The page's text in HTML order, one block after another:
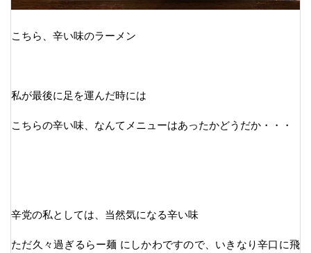
こちら、辛い味のラーメン
私が最後に足を運んだ時には
こちらの辛い味、なんてメニューはあったかどうだか・・・
辛党の私としては、当然気になる辛い味
ただ久々過ぎるらー麺 にしかわですので、いきなり辛口に飛